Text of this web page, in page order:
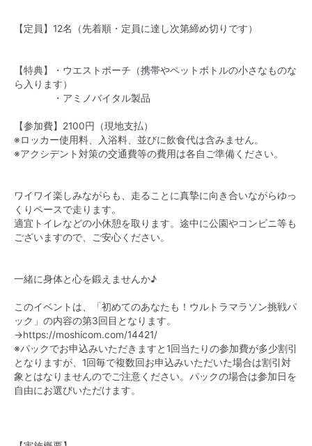
【定員】12名（先着順・定員に達し次第締め切りです）
【特典】・ウエストポーチ（携帯やペットボトルの小さなものな
ら入ります）
・アミノバイタル製品
【参加費】2100円（現地支払）
※ロッカー使用料、入浴料、並びに飲食代は含みません。
※アクシデント対策の交通費等の費用は各自ご準備ください。
ワイワイ楽しみながらも、走ることに真摯に向き合いながらゆっ
くりペースで走ります。
適宜トイレなどの小休憩を取ります。途中に公園やコンビニ等も
ございますので、ご安心ください。
一緒に身体と心を鍛えませんか♪
このイベントは、「初めてのあなたも！ウルトラマラソン挑戦パ
ック」の内容の第3回目となります。
→https://moshicom.com/14421/
※パックでお申込みいただきますと1回当たりの参加費が多少割引
となりますが、1回毎で複数回お申込みいただいた場合は割引対
象とはなりませんのでご注意ください。パックの場合は参加日を
自由にお選びいただけます。